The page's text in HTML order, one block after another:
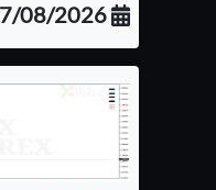
07/08/2026